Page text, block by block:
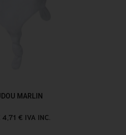
MARLIN
4,71 € IVA INC.